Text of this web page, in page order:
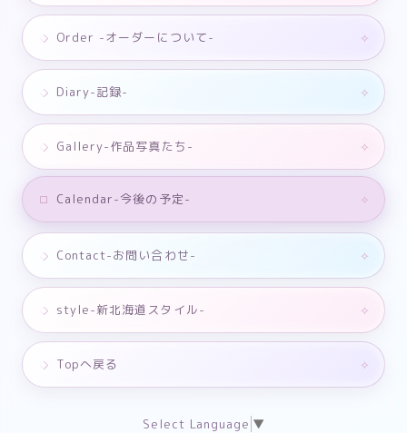
Order -オーダーについて-
Diary-記録-
Gallery-作品写真たち-
Calendar-今後の予定-
Contact-お問い合わせ-
style-新北海道スタイル-
Topへ戻る
Select Language ▼